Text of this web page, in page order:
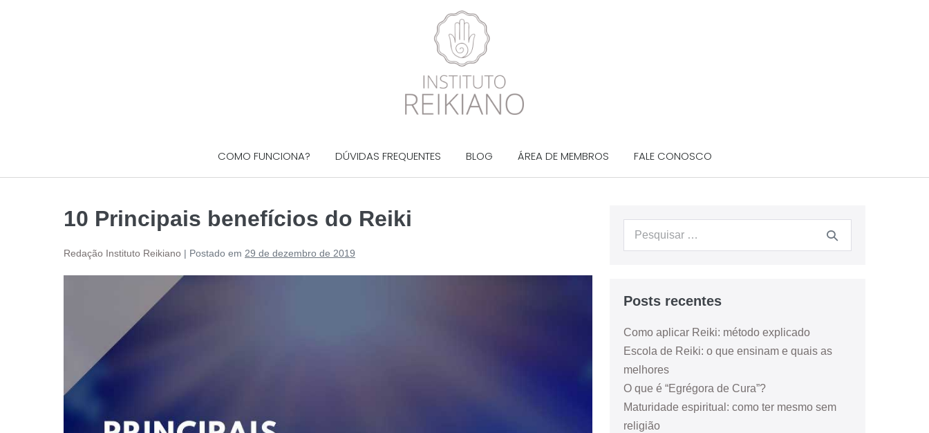
COMO FUNCIONA? DÚVIDAS FREQUENTES BLOG ÁREA DE MEMBROS FALE CONOSCO
10 Principais benefícios do Reiki
Redação Instituto Reikiano | Postado em 29 de dezembro de 2019
Posts recentes
Como aplicar Reiki: método explicado
Escola de Reiki: o que ensinam e quais as
melhores
O que é “Egrégora de Cura”?
Maturidade espiritual: como ter mesmo sem
religião